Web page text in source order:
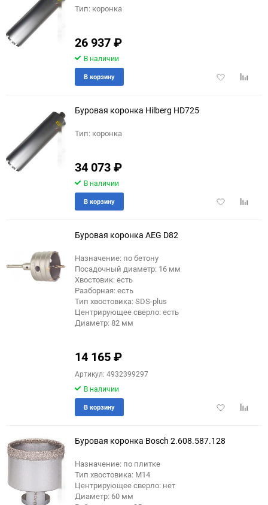
Тип: коронка
26 937₽
В наличии
Добавить
В корзину
Буровая коронка Hilberg HD725
Тип: коронка
34 073₽
В наличии
Добавить
В корзину
Буровая коронка AEG D82
Назначение: по бетону
Посадочный диаметр: 16 мм
Хвостовик: есть
Разборная: есть
Тип хвостовика: SDS-plus
Центрирующее сверло: есть
Диаметр: 82 мм
14 165₽
Артикул: 4932399297
В наличии
Добавить
В корзину
Буровая коронка Bosch 2.608.587.128
Назначение: по плитке
Тип хвостовика: М14
Центрирующее сверло: нет
Диаметр: 60 мм